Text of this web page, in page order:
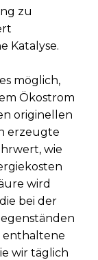
zu
Katalyse.
möglich,
Ökostrom
originellen
erzeugte
wie
wird
bei der
enthaltene
wir täglich